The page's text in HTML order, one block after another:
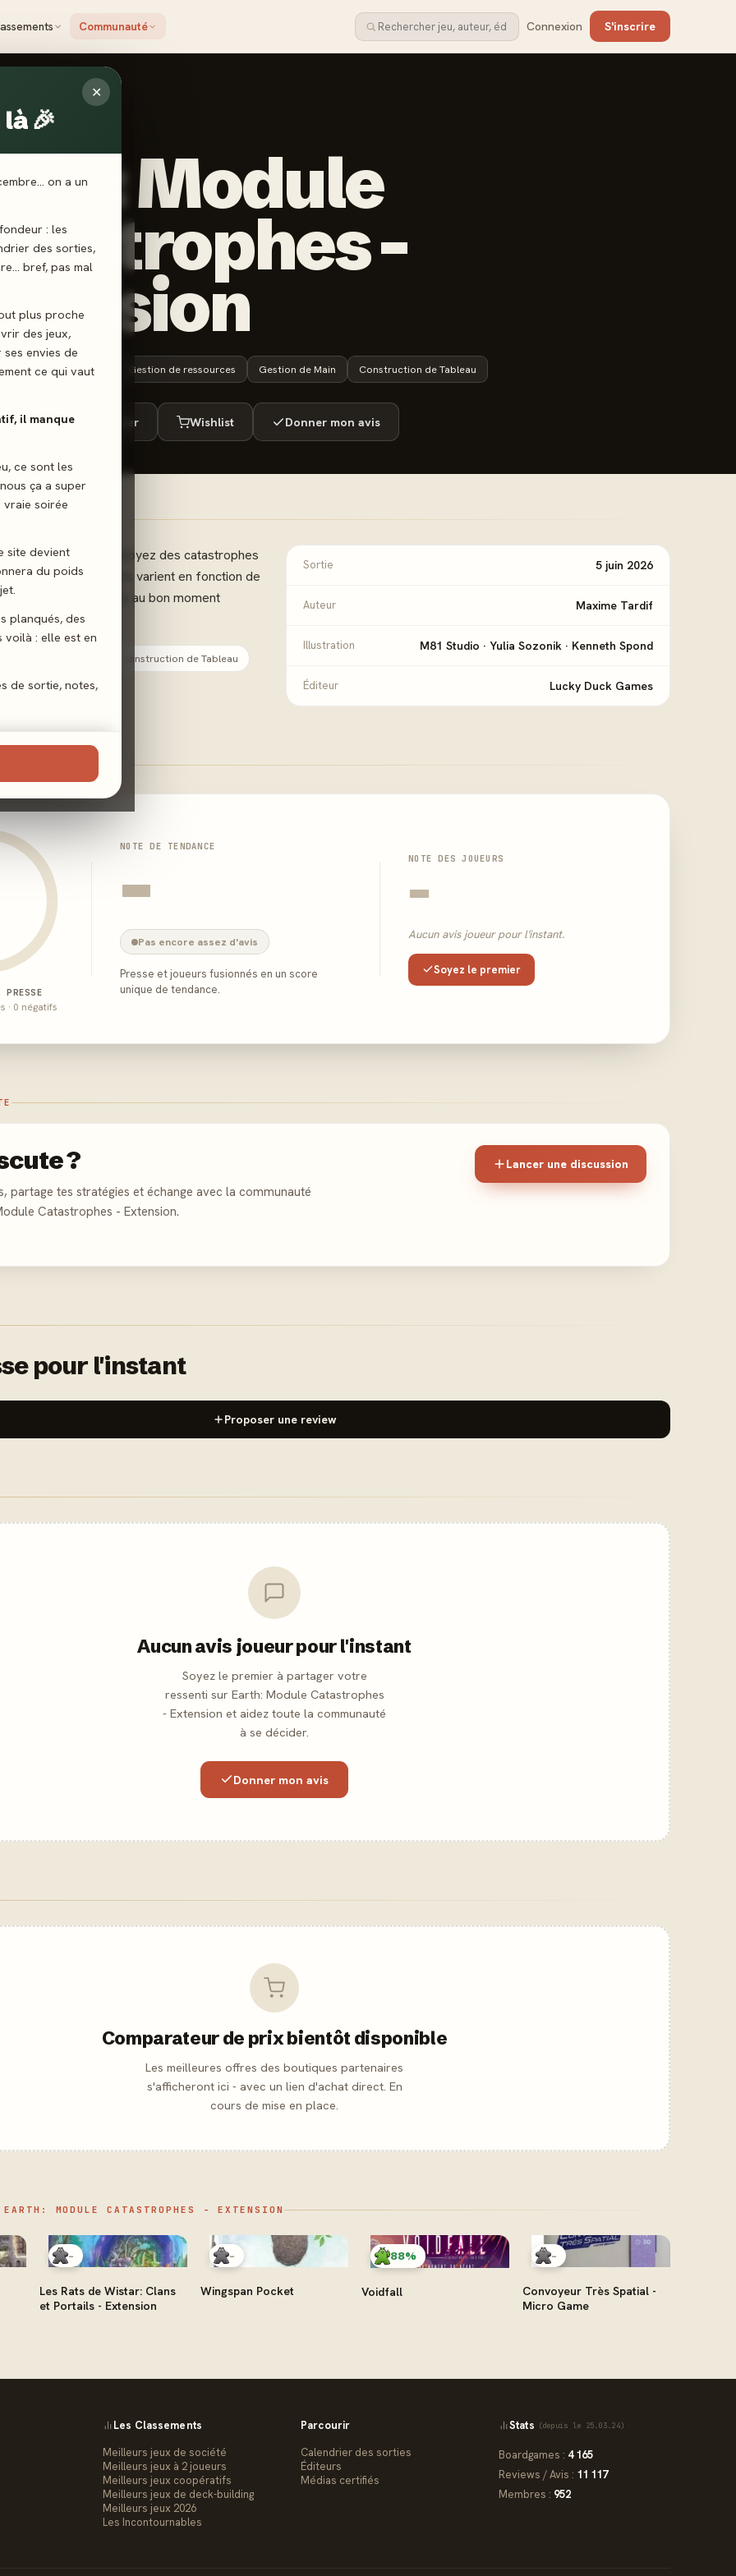
Communauté Connexion S'inscrire
✕
🎉
on a un
: les
des sorties,
bref, pas mal
plus proche
des jeux,
envies de
ce qui vaut
il manque
ce sont les
ça a super
vraie soirée
site devient
du poids
planqués, des
voilà : elle est en
de sortie, notes,
Module
-
14 ans+ 60 min Gestion de ressources Gestion de Main Construction de Tableau
Envie de jouer Wishlist Donner mon avis
incontrôlable... Déployez des catastrophes
Leurs effets varient en fonction de
déployée au bon moment
Construction de Tableau
Sortie 5 juin 2026
Auteur Maxime Tardif
Illustration M81 Studio · Yulia Sozonik · Kenneth Spond
Éditeur Lucky Duck Games
PRESSE
· 0 négatifs
NOTE DE TENDANCE
-
Pas encore assez d'avis
Presse et joueurs fusionnés en un score
unique de tendance.
NOTE DES JOUEURS
-
Aucun avis joueur pour l'instant.
Soyez le premier
?
partage tes stratégies et échange avec la communauté
Catastrophes - Extension.
Lancer une discussion
pour l'instant
Proposer une review
Aucun avis joueur pour l'instant
Soyez le premier à partager votre
ressenti sur Earth: Module Catastrophes
- Extension et aidez toute la communauté
à se décider.
Donner mon avis
Comparateur de prix bientôt disponible
Les meilleures offres des boutiques partenaires
s'afficheront ici - avec un lien d'achat direct. En
cours de mise en place.
MODULE CATASTROPHES - EXTENSION
-
Les Rats de Wistar: Clans
et Portails - Extension
-
Wingspan Pocket
88%
Voidfall
-
Convoyeur Très Spatial -
Micro Game
Les Classements
Meilleurs jeux de société
Meilleurs jeux à 2 joueurs
Meilleurs jeux coopératifs
Meilleurs jeux de deck-building
Meilleurs jeux 2026
Les Incontournables
Parcourir
Calendrier des sorties
Éditeurs
Médias certifiés
Stats (depuis le 25.03.24)
Boardgames : 4 165
Reviews / Avis : 11 117
Membres : 952